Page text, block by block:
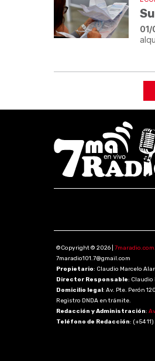
01/
©Copyright © 2026 |
7maradio101.7@gmail.com
Propietario: Claudio Marcelo
Director Responsable: Claudio
Domicilio legal: Av. Pte. Perón
Registro DNDA en trámite.
Redacción y Administración:
Teléfono de Redacción: (+54